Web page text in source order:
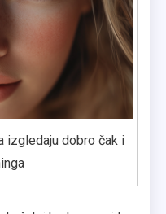
izgledaju dobro čak i